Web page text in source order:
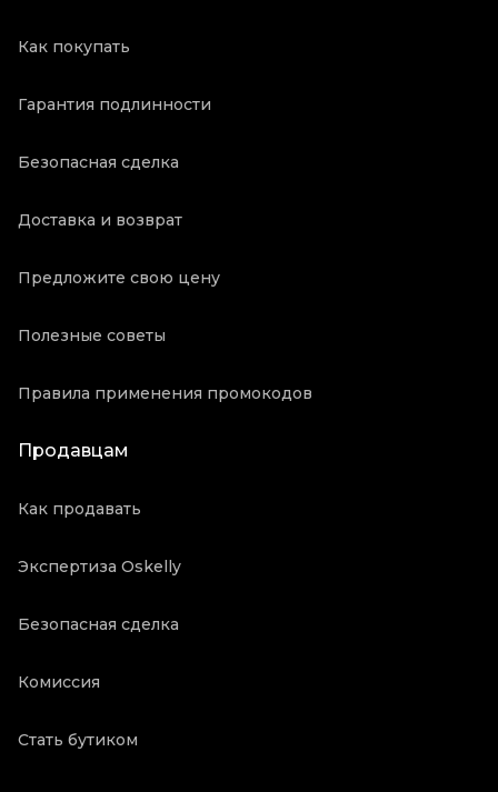
Как покупать
Гарантия подлинности
Безопасная сделка
Доставка и возврат
Предложите свою цену
Полезные советы
Правила применения промокодов
Продавцам
Как продавать
Экспертиза Oskelly
Безопасная сделка
Комиссия
Стать бутиком